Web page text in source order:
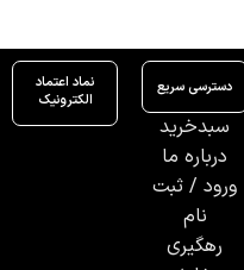
دسترسی سریع
سبدخرید
درباره ما
ورود / ثبت
نام
رهگیری
نماد اعتماد
الکترونیک